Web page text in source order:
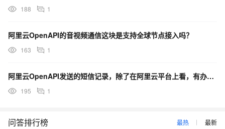
188 1
阿里云OpenAPI的音视频通信这块是支持全球节点接入吗？
163 1
阿里云OpenAPI发送的短信记录，除了在阿里云平台上看，有办法在项目里获取到吗？
195 1
问答排行榜 最热 最新